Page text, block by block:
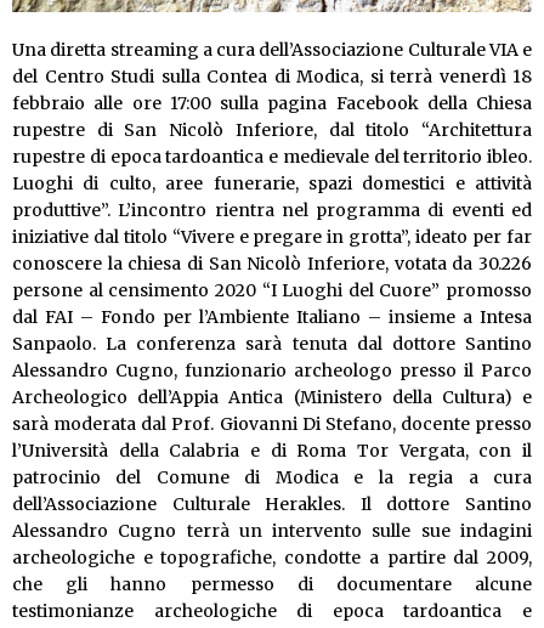
Una diretta streaming a cura dell’Associazione Culturale VIA e
del Centro Studi sulla Contea di Modica, si terrà venerdì 18
febbraio alle ore 17:00 sulla pagina Facebook della Chiesa
rupestre di San Nicolò Inferiore, dal titolo “Architettura
rupestre di epoca tardoantica e medievale del territorio ibleo.
Luoghi di culto, aree funerarie, spazi domestici e attività
produttive”. L’incontro rientra nel programma di eventi ed
iniziative dal titolo “Vivere e pregare in grotta”, ideato per far
conoscere la chiesa di San Nicolò Inferiore, votata da 30.226
persone al censimento 2020 “I Luoghi del Cuore” promosso
dal FAI – Fondo per l’Ambiente Italiano – insieme a Intesa
Sanpaolo. La conferenza sarà tenuta dal dottore Santino
Alessandro Cugno, funzionario archeologo presso il Parco
Archeologico dell’Appia Antica (Ministero della Cultura) e
sarà moderata dal Prof. Giovanni Di Stefano, docente presso
l’Università della Calabria e di Roma Tor Vergata, con il
patrocinio del Comune di Modica e la regia a cura
dell’Associazione Culturale Herakles. Il dottore Santino
Alessandro Cugno terrà un intervento sulle sue indagini
archeologiche e topografiche, condotte a partire dal 2009,
che gli hanno permesso di documentare alcune
testimonianze archeologiche di epoca tardoantica e